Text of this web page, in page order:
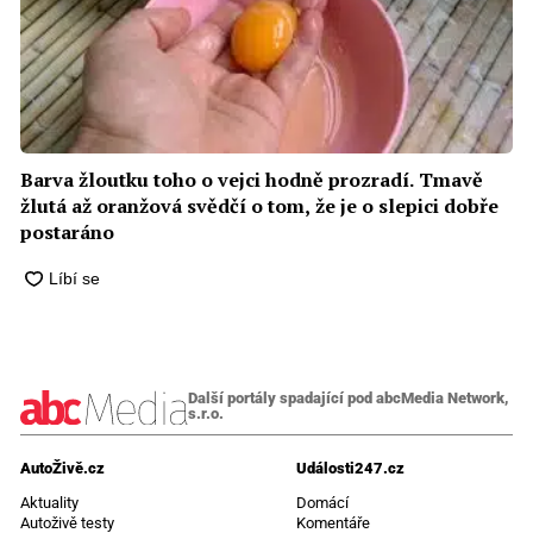
Barva žloutku toho o vejci hodně prozradí. Tmavě
žlutá až oranžová svědčí o tom, že je o slepici dobře
postaráno
Další portály spadající pod abcMedia Network,
s.r.o.
AutoŽivě.cz
Aktuality
Autoživě testy
Události247.cz
Domácí
Komentáře